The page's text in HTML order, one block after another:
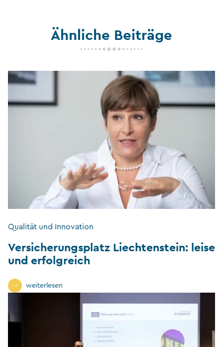
Ähnliche Beiträge
Qualität und Innovation
Versicherungsplatz Liechtenstein: leise
und erfolgreich
weiterlesen